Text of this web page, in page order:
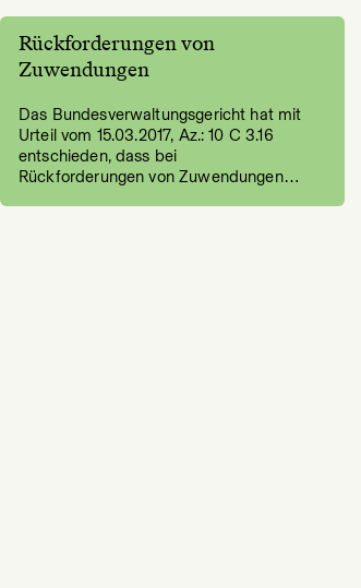
Rückforderungen von
Zuwendungen
Das Bundesverwaltungsgericht hat mit
Urteil vom 15.03.2017, Az.: 10 C 3.16
entschieden, dass bei
Rückforderungen von Zuwendungen…